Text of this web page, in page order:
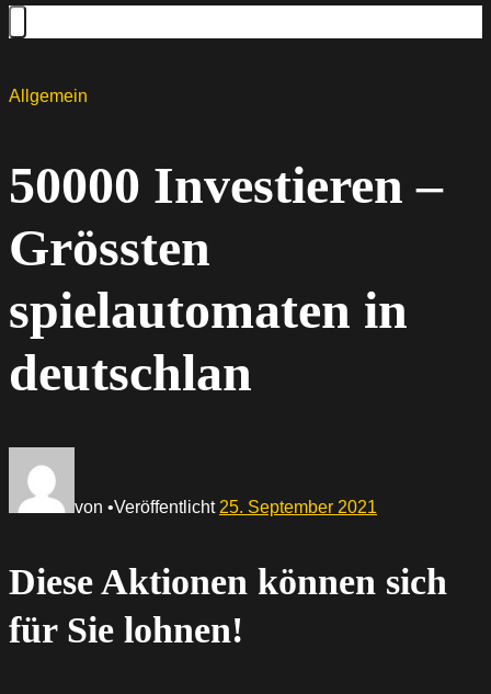
Allgemein
50000 Investieren –
Grössten
spielautomaten in
deutschlan
von •Veröffentlicht 25. September 2021
Diese Aktionen können sich
für Sie lohnen!